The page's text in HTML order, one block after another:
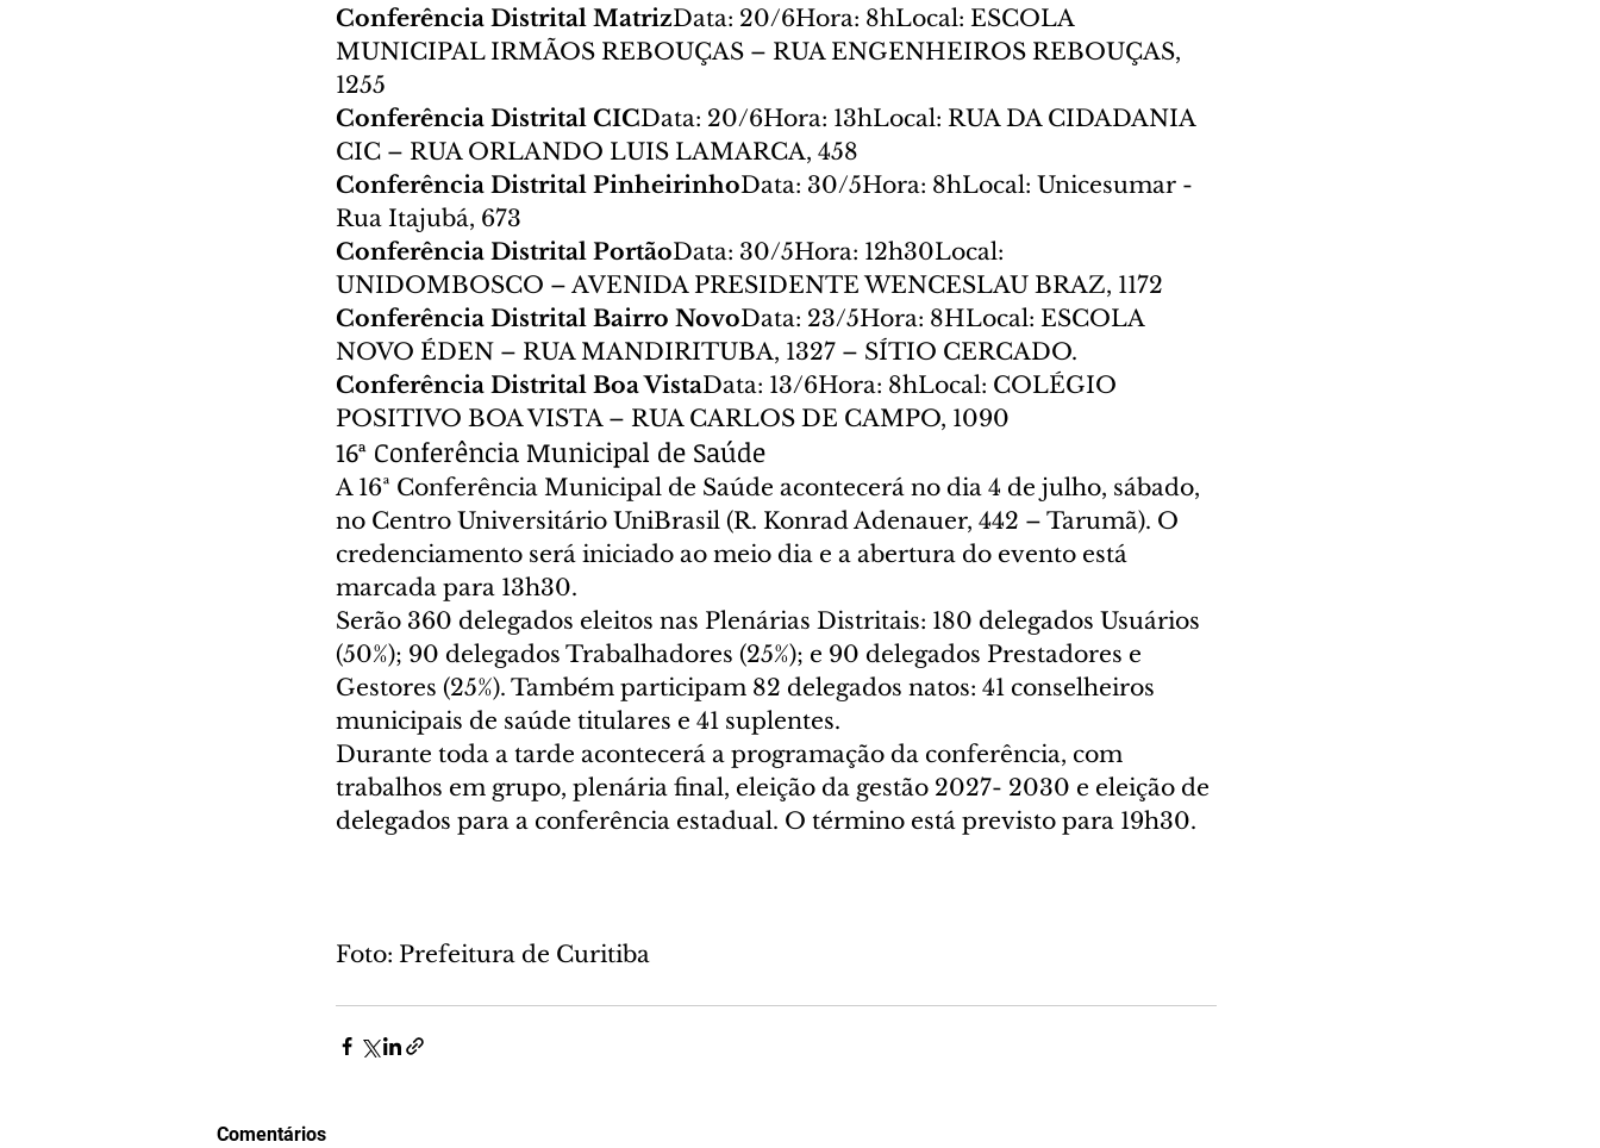
Conferência Distrital MatrizData: 20/6Hora: 8hLocal: ESCOLA
MUNICIPAL IRMÃOS REBOUÇAS – RUA ENGENHEIROS REBOUÇAS,
1255
Conferência Distrital CICData: 20/6Hora: 13hLocal: RUA DA CIDADANIA
CIC – RUA ORLANDO LUIS LAMARCA, 458
Conferência Distrital PinheirinhoData: 30/5Hora: 8hLocal: Unicesumar -
Rua Itajubá, 673
Conferência Distrital PortãoData: 30/5Hora: 12h30Local:
UNIDOMBOSCO – AVENIDA PRESIDENTE WENCESLAU BRAZ, 1172
Conferência Distrital Bairro NovoData: 23/5Hora: 8HLocal: ESCOLA
NOVO ÉDEN – RUA MANDIRITUBA, 1327 – SÍTIO CERCADO.
Conferência Distrital Boa VistaData: 13/6Hora: 8hLocal: COLÉGIO
POSITIVO BOA VISTA – RUA CARLOS DE CAMPO, 1090
16ª Conferência Municipal de Saúde
A 16ª Conferência Municipal de Saúde acontecerá no dia 4 de julho, sábado,
no Centro Universitário UniBrasil (R. Konrad Adenauer, 442 – Tarumã). O
credenciamento será iniciado ao meio dia e a abertura do evento está
marcada para 13h30.
Serão 360 delegados eleitos nas Plenárias Distritais: 180 delegados Usuários
(50%); 90 delegados Trabalhadores (25%); e 90 delegados Prestadores e
Gestores (25%). Também participam 82 delegados natos: 41 conselheiros
municipais de saúde titulares e 41 suplentes.
Durante toda a tarde acontecerá a programação da conferência, com
trabalhos em grupo, plenária final, eleição da gestão 2027- 2030 e eleição de
delegados para a conferência estadual. O término está previsto para 19h30.
Foto: Prefeitura de Curitiba
Comentários